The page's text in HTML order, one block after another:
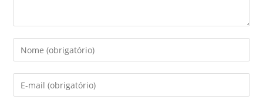
Digite
seu
nome
ou
Digite
seu